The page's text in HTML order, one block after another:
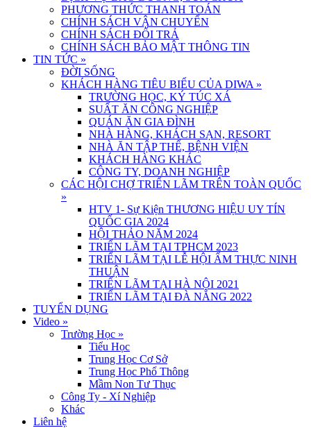
PHƯƠNG THỨC THANH TOÁN
CHÍNH SÁCH VẬN CHUYỂN
CHÍNH SÁCH ĐỔI TRẢ
CHÍNH SÁCH BẢO MẬT THÔNG TIN
TIN TỨC »
ĐỜI SỐNG
KHÁCH HÀNG TIÊU BIỂU CỦA DIWA »
TRƯỜNG HỌC, KÝ TÚC XÁ
SUẤT ĂN CÔNG NGHIỆP
QUÁN ĂN GIA ĐÌNH
NHÀ HÀNG, KHÁCH SẠN, RESORT
NHÀ ĂN TẬP THỂ, BỆNH VIỆN
KHÁCH HÀNG KHÁC
CÔNG TY, DOANH NGHIỆP
CÁC HỘI CHỢ TRIỂN LÃM TRÊN TOÀN QUỐC
»
HTV 1- Sự Kiện THƯƠNG HIỆU UY TÍN
QUỐC GIA 2024
HỘI THẢO NĂM 2024
TRIỂN LÃM TẠI TPHCM 2023
TRIỂN LÃM TẠI LỄ HỘI ẨM THỰC NINH
THUẬN
TRIỂN LÃM TẠI HÀ NỘI 2021
TRIỂN LÃM TẠI ĐÀ NẴNG 2022
TUYỂN DỤNG
Video »
Trường Học »
Tiểu Học
Trung Học Cơ Sở
Trung Học Phổ Thông
Mầm Non Tư Thục
Công Ty - Xí Nghiệp
Khác
Liên hệ